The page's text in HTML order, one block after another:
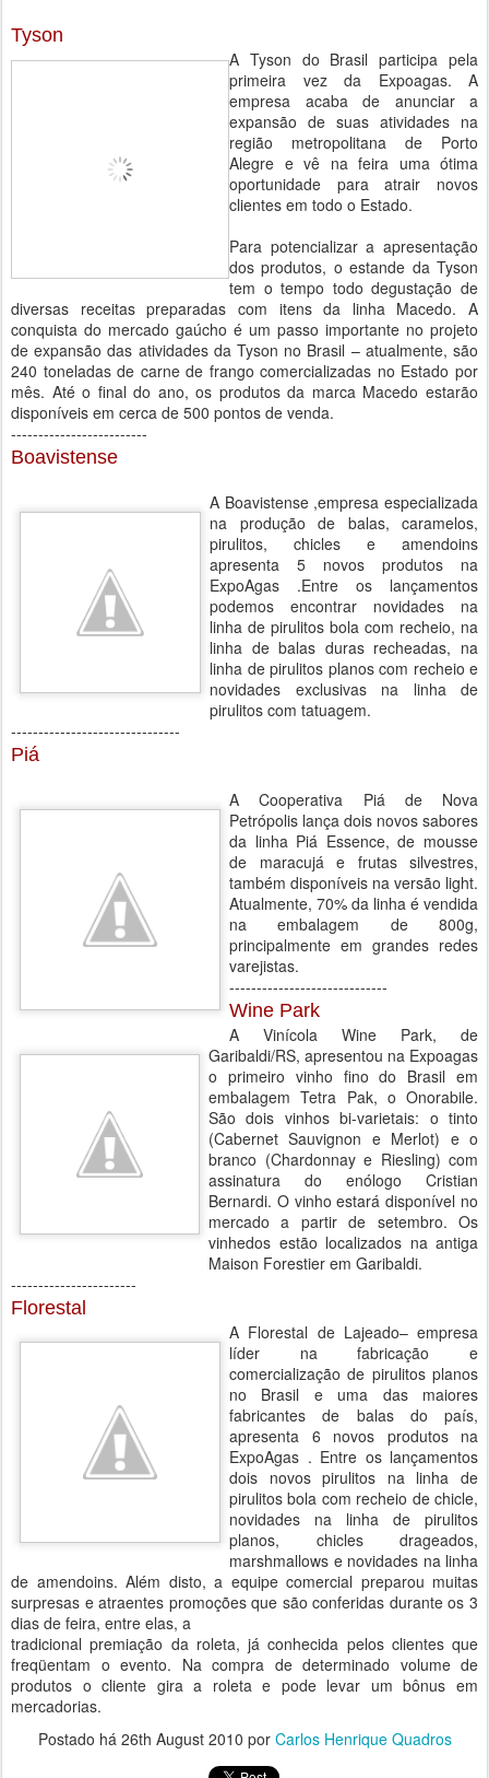
Tyson
A Tyson do Brasil participa pela
primeira vez da Expoagas. A
empresa acaba de anunciar a
expansão de suas atividades na
região metropolitana de Porto
Alegre e vê na feira uma ótima
oportunidade para atrair novos
clientes em todo o Estado.
Para potencializar a apresentação
dos produtos, o estande da Tyson
tem o tempo todo degustação de
diversas receitas preparadas com itens da linha Macedo. A
conquista do mercado gaúcho é um passo importante no projeto
de expansão das atividades da Tyson no Brasil – atualmente, são
240 toneladas de carne de frango comercializadas no Estado por
mês. Até o final do ano, os produtos da marca Macedo estarão
disponíveis em cerca de 500 pontos de venda.
-------------------------
Boavistense
A Boavistense ,empresa especializada
na produção de balas, caramelos,
pirulitos, chicles e amendoins
apresenta 5 novos produtos na
ExpoAgas .Entre os lançamentos
podemos encontrar novidades na
linha de pirulitos bola com recheio, na
linha de balas duras recheadas, na
linha de pirulitos planos com recheio e
novidades exclusivas na linha de
pirulitos com tatuagem.
-------------------------------
Piá
A Cooperativa Piá de Nova
Petrópolis lança dois novos sabores
da linha Piá Essence, de mousse
de maracujá e frutas silvestres,
também disponíveis na versão light.
Atualmente, 70% da linha é vendida
na embalagem de 800g,
principalmente em grandes redes
varejistas.
-----------------------------
Wine Park
A Vinícola Wine Park, de
Garibaldi/RS, apresentou na Expoagas
o primeiro vinho fino do Brasil em
embalagem Tetra Pak, o Onorabile.
São dois vinhos bi-varietais: o tinto
(Cabernet Sauvignon e Merlot) e o
branco (Chardonnay e Riesling) com
assinatura do enólogo Cristian
Bernardi. O vinho estará disponível no
mercado a partir de setembro. Os
vinhedos estão localizados na antiga
Maison Forestier em Garibaldi.
-----------------------
Florestal
A Florestal de Lajeado– empresa
líder na fabricação e
comercialização de pirulitos planos
no Brasil e uma das maiores
fabricantes de balas do país,
apresenta 6 novos produtos na
ExpoAgas . Entre os lançamentos
dois novos pirulitos na linha de
pirulitos bola com recheio de chicle,
novidades na linha de pirulitos
planos, chicles drageados,
marshmallows e novidades na linha
de amendoins. Além disto, a equipe comercial preparou muitas
surpresas e atraentes promoções que são conferidas durante os 3
dias de feira, entre elas, a
tradicional premiação da roleta, já conhecida pelos clientes que
freqüentam o evento. Na compra de determinado volume de
produtos o cliente gira a roleta e pode levar um bônus em
mercadorias.
Postado há 26th August 2010 por Carlos Henrique Quadros